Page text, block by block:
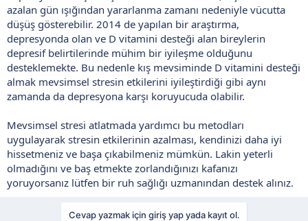
azalan gün ışığından yararlanma zamanı nedeniyle vücutta
düşüş gösterebilir. 2014 de yapılan bir araştırma,
depresyonda olan ve D vitamini desteği alan bireylerin
depresif belirtilerinde mühim bir iyileşme olduğunu
desteklemekte. Bu nedenle kış mevsiminde D vitamini desteği
almak mevsimsel stresin etkilerini iyileştirdiği gibi aynı
zamanda da depresyona karşı koruyucuda olabilir.
Mevsimsel stresi atlatmada yardımcı bu metodları
uygulayarak stresin etkilerinin azalması, kendinizi daha iyi
hissetmeniz ve başa çıkabilmeniz mümkün. Lakin yeterli
olmadığını ve baş etmekte zorlandığınızı kafanızı
yoruyorsanız lütfen bir ruh sağlığı uzmanından destek alınız.
Cevap yazmak için giriş yap yada kayıt ol.